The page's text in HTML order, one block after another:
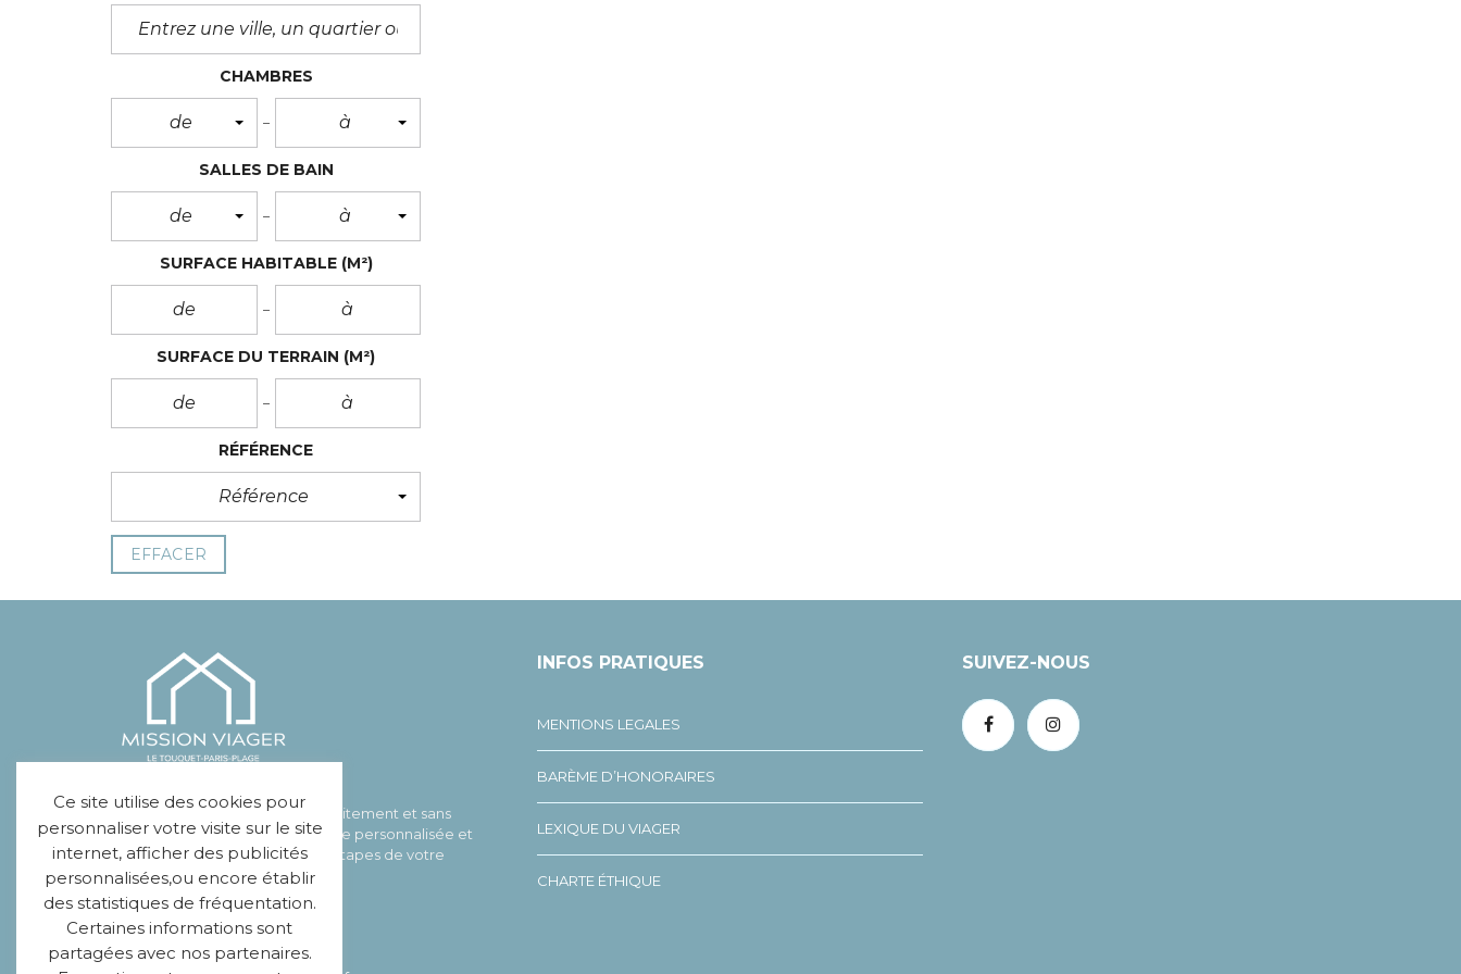
CHAMBRES
de à
SALLES DE BAIN
de à
SURFACE HABITABLE (M²)
SURFACE DU TERRAIN (M²)
RÉFÉRENCE
Référence
EFFACER
MISSION VIAGER vous offre gratuitement et sans
engagement votre étude viagère personnalisée et
vous accompagne à toutes les étapes de votre
contrat.
+33 7 83 36 79 16
INFOS PRATIQUES
MENTIONS LEGALES
BARÈME D’HONORAIRES
LEXIQUE DU VIAGER
CHARTE ÉTHIQUE
SUIVEZ-NOUS
Ce site utilise des cookies pour
personnaliser votre visite sur le site
internet, afficher des publicités
personnalisées,ou encore établir
des statistiques de fréquentation.
Certaines informations sont
partagées avec nos partenaires.